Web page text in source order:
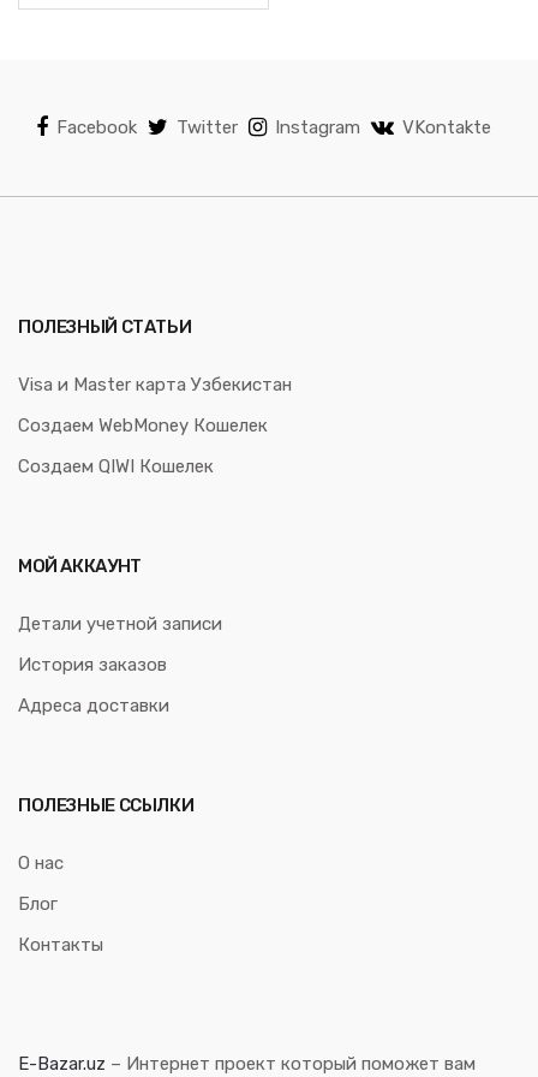
Facebook Twitter Instagram VKontakte
ПОЛЕЗНЫЙ СТАТЬИ
Visa и Master карта Узбекистан
Создаем WebMoney Кошелек
Создаем QIWI Кошелек
МОЙ АККАУНТ
Детали учетной записи
История заказов
Адреса доставки
ПОЛЕЗНЫЕ ССЫЛКИ
О нас
Блог
Контакты
E-Bazar.uz – Интернет проект который поможет вам